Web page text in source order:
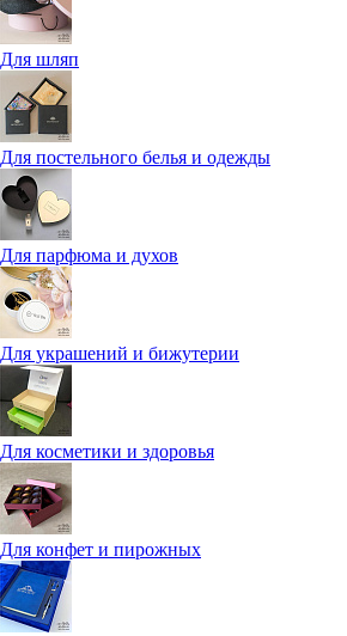
Для шляп
Для постельного белья и одежды
Для парфюма и духов
Для украшений и бижутерии
Для косметики и здоровья
Для конфет и пирожных